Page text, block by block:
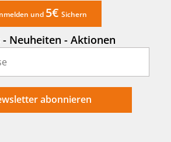
und 5€ Sichern
- Neuheiten - Aktionen
abonnieren